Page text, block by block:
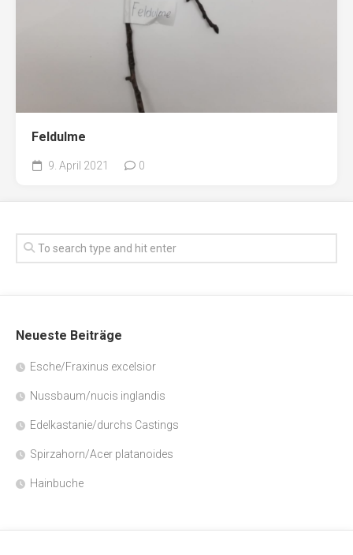
Feldulme
9. April 2021 0
Neueste Beiträge
Esche/Fraxinus excelsior
Nussbaum/nucis inglandis
Edelkastanie/durchs Castings
Spirzahorn/Acer platanoides
Hainbuche